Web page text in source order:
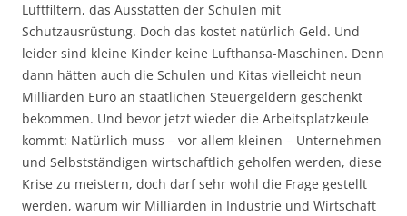
Luftfiltern, das Ausstatten der Schulen mit
Schutzausrüstung. Doch das kostet natürlich Geld. Und
leider sind kleine Kinder keine Lufthansa-Maschinen. Denn
dann hätten auch die Schulen und Kitas vielleicht neun
Milliarden Euro an staatlichen Steuergeldern geschenkt
bekommen. Und bevor jetzt wieder die Arbeitsplatzkeule
kommt: Natürlich muss – vor allem kleinen – Unternehmen
und Selbstständigen wirtschaftlich geholfen werden, diese
Krise zu meistern, doch darf sehr wohl die Frage gestellt
werden, warum wir Milliarden in Industrie und Wirtschaft